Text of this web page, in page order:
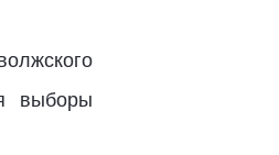
выборы